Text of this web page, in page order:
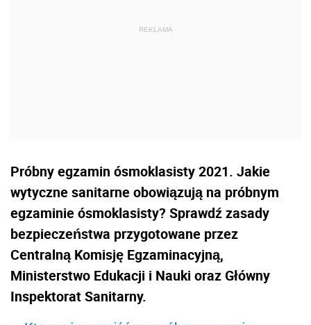
Próbny egzamin ósmoklasisty 2021. Jakie
wytyczne sanitarne obowiązują na próbnym
egzaminie ósmoklasisty? Sprawdź zasady
bezpieczeństwa przygotowane przez
Centralną Komisję Egzaminacyjną,
Ministerstwo Edukacji i Nauki oraz Główny
Inspektorat Sanitarny.